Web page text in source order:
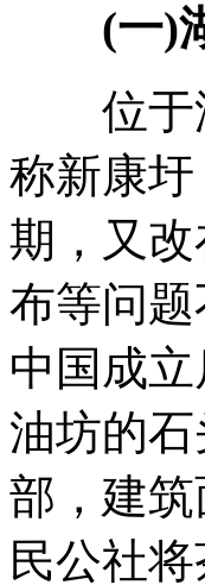
(一)
位于湖
称新康
期，又
布等问
中国成
油坊的
部，建
民公社